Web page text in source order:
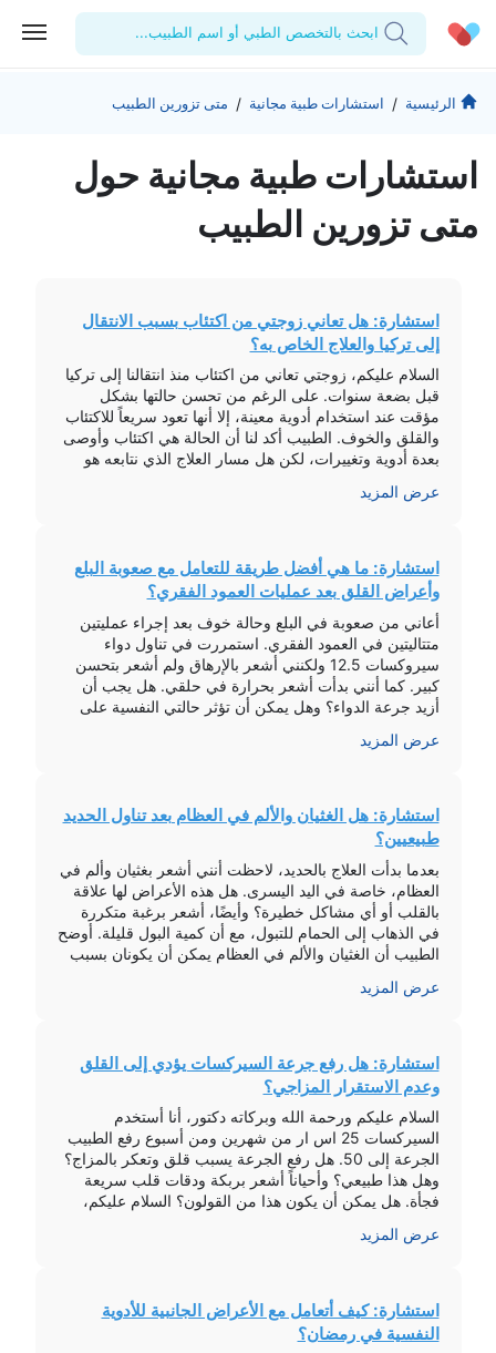
ابحث بالتخصص الطبي أو اسم الطبيب...
الحساب الشخصي
الوصفات الطبية
اختبارات المعمل
تسجيل الخروج
الشركة
المدونة
المقالات الطبية
الرئيسية / استشارات طبية مجانية / متى تزورين الطبيب
استشارات طبیة مجانیة حول
متى تزورين الطبيب
استشارة: هل تعاني زوجتي من اكتئاب بسبب الانتقال
إلى تركيا والعلاج الخاص به؟
السلام عليكم، زوجتي تعاني من اكتئاب منذ انتقالنا إلى تركيا
قبل بضعة سنوات. على الرغم من تحسن حالتها بشكل
مؤقت عند استخدام أدوية معينة، إلا أنها تعود سريعاً للاكتئاب
والقلق والخوف. الطبيب أكد لنا أن الحالة هي اكتئاب وأوصى
بعدة أدوية وتغييرات، لكن هل مسار العلاج الذي نتابعه هو
عرض المزيد
استشارة: ما هي أفضل طريقة للتعامل مع صعوبة البلع
وأعراض القلق بعد عمليات العمود الفقري؟
أعاني من صعوبة في البلع وحالة خوف بعد إجراء عمليتين
متتاليتين في العمود الفقري. استمررت في تناول دواء
سيروكسات 12.5 ولكنني أشعر بالإرهاق ولم أشعر بتحسن
كبير. كما أنني بدأت أشعر بحرارة في حلقي. هل يجب أن
أزيد جرعة الدواء؟ وهل يمكن أن تؤثر حالتي النفسية على
عرض المزيد
استشارة: هل الغثيان والألم في العظام بعد تناول الحديد
طبيعيين؟
بعدما بدأت العلاج بالحديد، لاحظت أنني أشعر بغثيان وألم في
العظام، خاصة في اليد اليسرى. هل هذه الأعراض لها علاقة
بالقلب أو أي مشاكل خطيرة؟ وأيضًا، أشعر برغبة متكررة
في الذهاب إلى الحمام للتبول، مع أن كمية البول قليلة. أوضح
الطبيب أن الغثيان والألم في العظام يمكن أن يكونان بسبب
عرض المزيد
استشارة: هل رفع جرعة السيركسات يؤدي إلى القلق
وعدم الاستقرار المزاجي؟
السلام عليكم ورحمة الله وبركاته دكتور، أنا أستخدم
السيركسات 25 اس ار من شهرين ومن أسبوع رفع الطبيب
الجرعة إلى 50. هل رفع الجرعة يسبب قلق وتعكر بالمزاج؟
وهل هذا طبيعي؟ وأحياناً أشعر بربكة ودقات قلب سريعة
فجأة. هل يمكن أن يكون هذا من القولون؟ السلام عليكم،
عرض المزيد
استشارة: كيف أتعامل مع الأعراض الجانبية للأدوية
النفسية في رمضان؟